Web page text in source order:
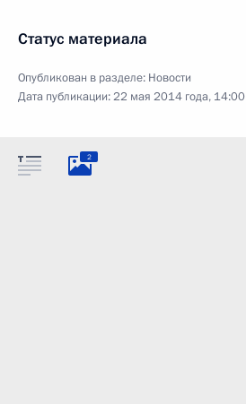
Статус материала
Опубликован в разделе: Новости
Дата публикации:22 мая 2014 года, 14:00
2